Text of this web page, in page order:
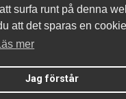
surfa runt på denna
att det sparas en
mer
Jag förstår